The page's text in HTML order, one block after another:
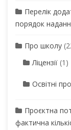
Перелік
порядок
Про школу
Ліцензії (1)
Освітні
Проєктна
фактична